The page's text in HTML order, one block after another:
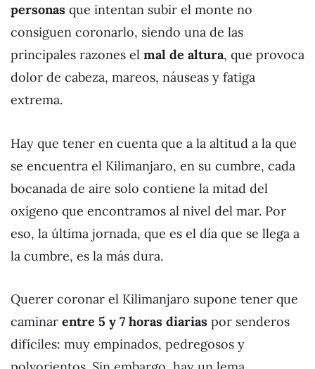
personas que intentan subir el monte no
consiguen coronarlo, siendo una de las
principales razones el mal de altura, que provoca
dolor de cabeza, mareos, náuseas y fatiga
extrema.
Hay que tener en cuenta que a la altitud a la que
se encuentra el Kilimanjaro, en su cumbre, cada
bocanada de aire solo contiene la mitad del
oxígeno que encontramos al nivel del mar. Por
eso, la última jornada, que es el día que se llega a
la cumbre, es la más dura.
Querer coronar el Kilimanjaro supone tener que
caminar entre 5 y 7 horas diarias por senderos
difíciles: muy empinados, pedregosos y